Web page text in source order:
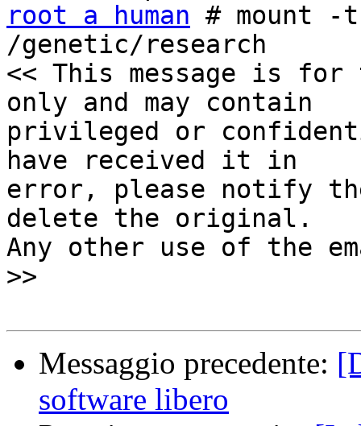
root a human # mount
/genetic/research
<< This message is
only and may contain
privileged or
have received it in
error, please notify
delete the original.
Any other use of the
>>
Messaggio precedente:
software libero